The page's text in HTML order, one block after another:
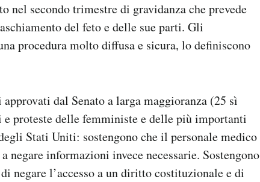
nel secondo trimestre di gravidanza che prevede
del feto e delle sue parti. Gli
procedura molto diffusa e sicura, lo definiscono
dal Senato a larga maggioranza (25 sì
e proteste delle femministe e delle più importanti
Stati Uniti: sostengono che il personale medico
negare informazioni invece necessarie. Sostengono
negare l’accesso a un diritto costituzionale e di